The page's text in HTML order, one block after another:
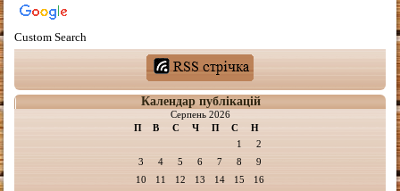
Custom Search
Календар публікацій
Серпень 2026
П
В С Ч П С Н
1
2
3
4 5 6 7 8
9
10
11 12 13 14 15
16